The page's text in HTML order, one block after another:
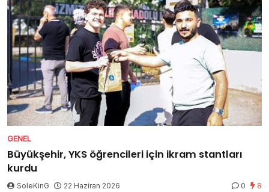
GENEL
Büyükşehir, YKS öğrencileri için ikram stantları
kurdu
SoleKinG 22 Haziran 2026 0 8